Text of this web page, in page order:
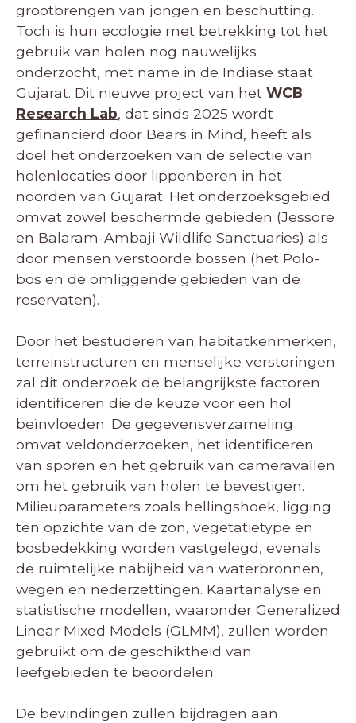
grootbrengen van jongen en beschutting.
Toch is hun ecologie met betrekking tot het
gebruik van holen nog nauwelijks
onderzocht, met name in de Indiase staat
Gujarat. Dit nieuwe project van het WCB
Research Lab, dat sinds 2025 wordt
gefinancierd door Bears in Mind, heeft als
doel het onderzoeken van de selectie van
holenlocaties door lippenberen in het
noorden van Gujarat. Het onderzoeksgebied
omvat zowel beschermde gebieden (Jessore
en Balaram-Ambaji Wildlife Sanctuaries) als
door mensen verstoorde bossen (het Polo-
bos en de omliggende gebieden van de
reservaten).
Door het bestuderen van habitatkenmerken,
terreinstructuren en menselijke verstoringen
zal dit onderzoek de belangrijkste factoren
identificeren die de keuze voor een hol
beïnvloeden. De gegevensverzameling
omvat veldonderzoeken, het identificeren
van sporen en het gebruik van cameravallen
om het gebruik van holen te bevestigen.
Milieuparameters zoals hellingshoek, ligging
ten opzichte van de zon, vegetatietype en
bosbedekking worden vastgelegd, evenals
de ruimtelijke nabijheid van waterbronnen,
wegen en nederzettingen. Kaartanalyse en
statistische modellen, waaronder Generalized
Linear Mixed Models (GLMM), zullen worden
gebruikt om de geschiktheid van
leefgebieden te beoordelen.
De bevindingen zullen bijdragen aan